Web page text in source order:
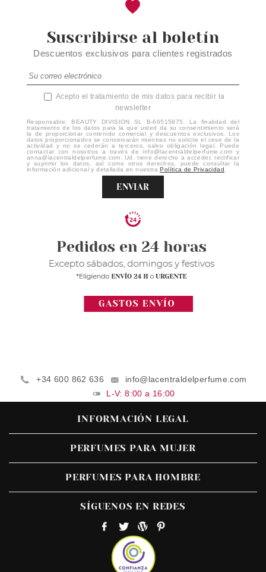
Suscribirse al boletín
Descuentos exclusivos para clientes registrados
Acepto el tratamiento de mis datos para recibir la
newsletter
Responsable: BEAUTY DIVISION SL B-66515875. La finalidad del
tratamiento de los datos para la que usted da su consentimiento será
la de proporcionar contenido comercial y descuentos exclusivos. Los
datos proporcionados se conservarán mientras no solicite el cese de la
actividad y no se cederán a terceros, salvo obligación legal. Puede
contactar con nosotros a través de info@lacentraldelperfume.com y
anna@lacentraldelperfume.com. Ud. tiene derecho a acceder, rectificar
y suprimir los datos, así como otros derechos, puede consultar la
información adicional y detallada en nuestraPolítica de Privacidad
ENVIAR
+34 600 862 636
info@lacentraldelperfume.com
L-V: 8:00 a 16:00
INFORMACIÓN LEGAL
PERFUMES PARA MUJER
PERFUMES PARA HOMBRE
SÍGUENOS EN REDES